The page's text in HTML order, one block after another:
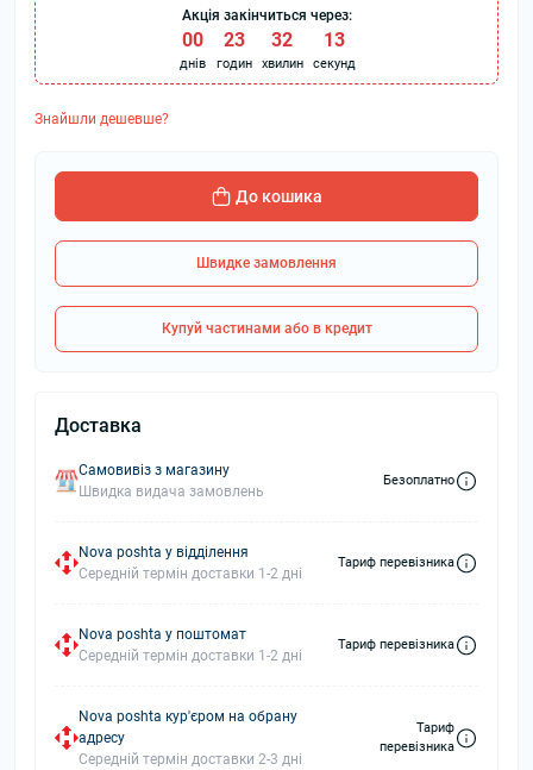
Акція закінчиться через:
00
днів
23
годин
32
хвилин
12
секунд
Знайшли дешевше?
До кошика
Швидке замовлення
Купуй частинами або в кредит
Доставка
Самовивіз з магазину
Швидка видача замовлень
Безоплатно
Nova poshta у відділення
Середній термін доставки 1-2 дні
Тариф перевізника
Nova poshta у поштомат
Середній термін доставки 1-2 дні
Тариф перевізника
Nova poshta кур'єром на обрану
адресу
Середній термін доставки 2-3 дні
Тариф
перевізника